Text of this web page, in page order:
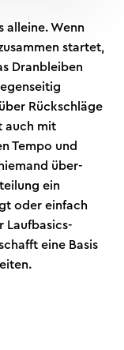
alleine. Wenn
startet,
Dranbleiben
Rückschläge
auch mit
Tempo und
über-
ein
oder einfach
Laufbasics-
eine Basis